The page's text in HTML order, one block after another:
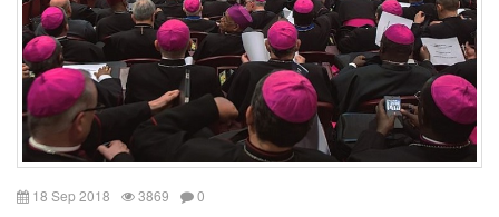
18 Sep 2018 3869 0